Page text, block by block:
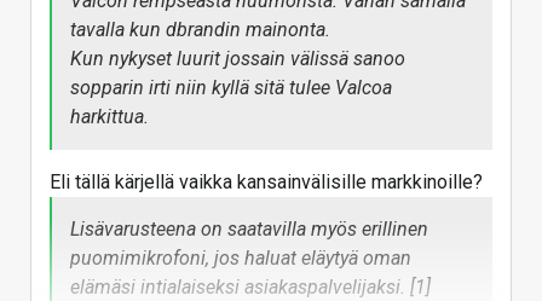
tavalla kun dbrandin mainonta.
Kun nykyset luurit jossain välissä sanoo
sopparin irti niin kyllä sitä tulee Valcoa
harkittua.
Eli tällä kärjellä vaikka kansainvälisille markkinoille?
Lisävarusteena on saatavilla myös erillinen
puomimikrofoni, jos haluat eläytyä oman
elämäsi intialaiseksi asiakaspalvelijaksi. [1]